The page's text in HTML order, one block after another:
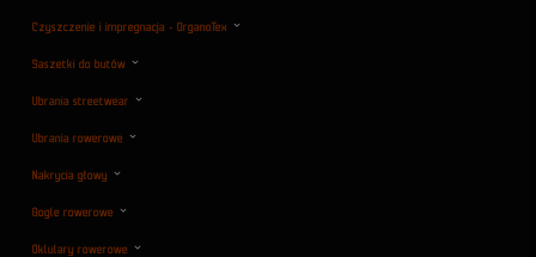
Czyszczenie i impregnacja - OrganoTex
Saszetki do butów
Ubrania streetwear
Ubrania rowerowe
Nakrycia głowy
Gogle rowerowe
Oklulary rowerowe